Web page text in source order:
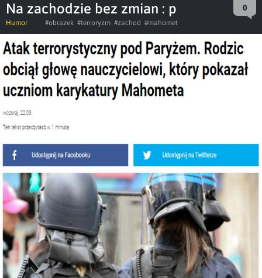
Na zachodzie bez zmian : p 0
Humor #obrazek #terroryzm #zachod #mahomet